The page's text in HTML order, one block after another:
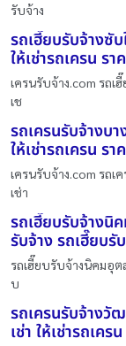
รับจ้าง
รถเฮี๊ยบรับจ้างซั
ให้เช่ารถเครน รา
เครนรับจ้าง.com รถเ
เช
รถเครนรับจ้างบา
ให้เช่ารถเครน รา
เครนรับจ้าง.com รถเ
เช่า
รถเฮี๊ยบรับจ้างนิ
รับจ้าง รถเฮี๊ยบรั
รถเฮี๊ยบรับจ้างนิคมอุต
บ
รถเครนรับจ้างวั
เช่า ให้เช่ารถเคร